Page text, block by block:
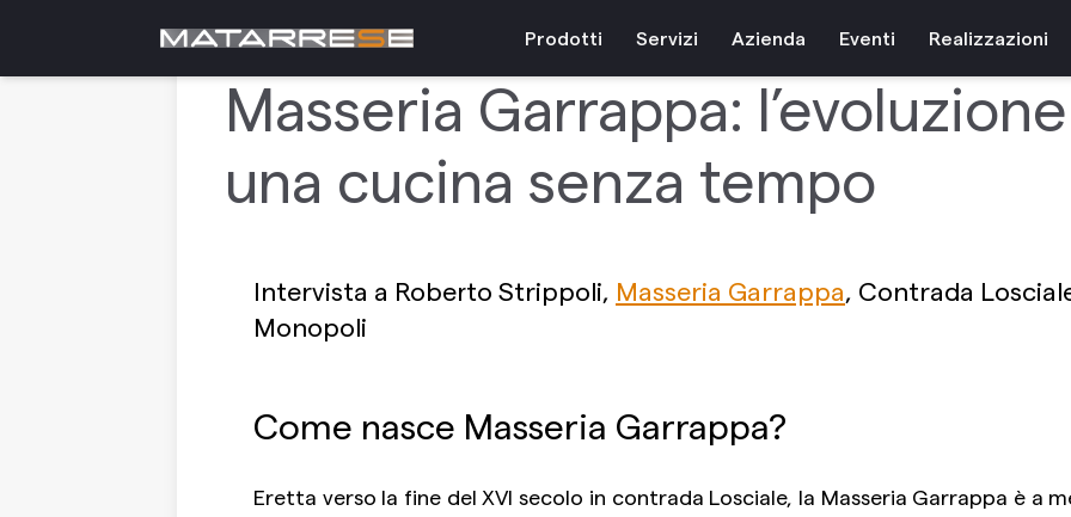
Prodotti Servizi Azienda Eventi Realizzazioni
RACCONTIAMO IL NOSTRO TERRITORIO 15 ottobre 2021
Masseria Garrappa:
una cucina senza tempo
Intervista a Roberto Strippoli, Masseria Garrappa, Contrada
Monopoli
Come nasce Masseria Garrappa?
Eretta verso la fine del XVI secolo in contrada Losciale, la Masseria Garrappa è a